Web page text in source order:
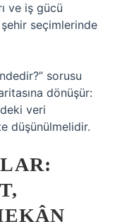
ve iş gücü
seçimlerinde
sorusu
dönüşür:
veri
düşünülmelidir.